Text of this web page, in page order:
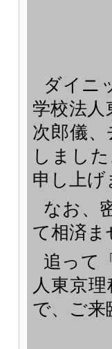
ダイニ
学校法
次郎儀
しまし
申し上げ
なお、
て相済ま
追って
人東京
で、ご来